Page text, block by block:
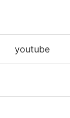
youtube